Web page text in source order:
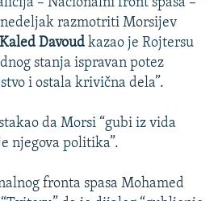
– Nacionalni front spasa –
razmotriti Morsijev
Kaled Davoud kazao je Rojtersu
stanja ispravan potez
i ostala krivična dela”.
da Morsi “gubi iz vida
njegova politika”.
fronta spasa Mohamed